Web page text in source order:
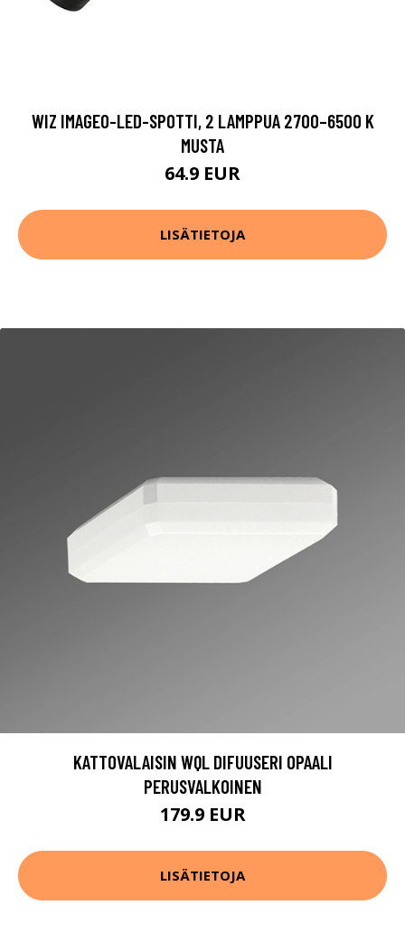
WIZ IMAGEO-LED-SPOTTI, 2 LAMPPUA 2700–6500 K
MUSTA
64.9 EUR
LISÄTIETOJA
KATTOVALAISIN WQL DIFUUSERI OPAALI
PERUSVALKOINEN
179.9 EUR
LISÄTIETOJA